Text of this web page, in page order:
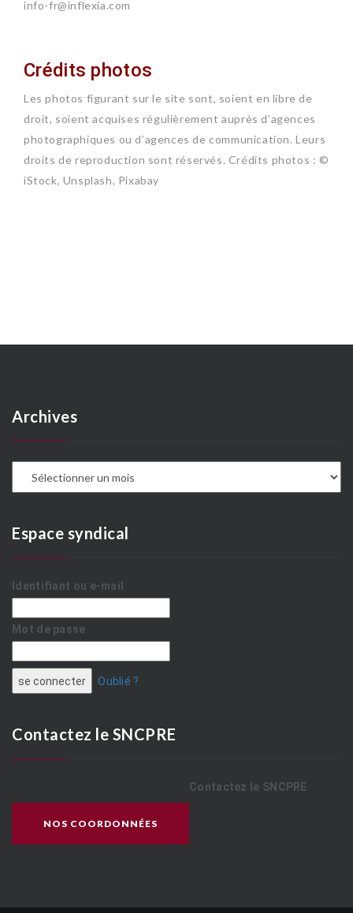
info-fr@inflexia.com
Crédits photos
Les photos figurant sur le site sont, soient en libre de
droit, soient acquises régulièrement auprès d’agences
photographiques ou d’agences de communication. Leurs
droits de reproduction sont réservés. Crédits photos : ©
iStock, Unsplash, Pixabay
Archives
Espace syndical
Identifiant ou e-mail
Mot de passe
Oublié ?
Contactez le SNCPRE
Contactez le SNCPRE
NOS COORDONNÉES